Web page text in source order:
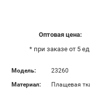
Оптовая цена:
* при заказе от 5
Модель:
23260
Материал:
Плащевая